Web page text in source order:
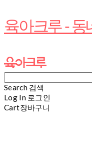
육아크루 - 동
Search 검색
Log In 로그인
Cart장바구니